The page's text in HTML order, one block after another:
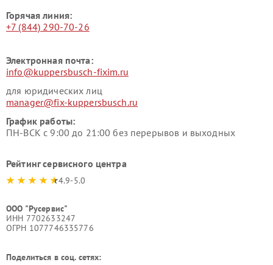
Горячая линия:
+7 (844) 290-70-26
Электронная почта:
info@kuppersbusch-fixim.ru
для юридических лиц
manager@fix-kuppersbusch.ru
График работы:
ПН-ВСК с 9:00 до 21:00 без перерывов и выходных
Рейтинг сервисного центра
4.9-5.0
ООО "Русервис"
ИНН 7702633247
ОГРН 1077746335776
Поделиться в соц. сетях: